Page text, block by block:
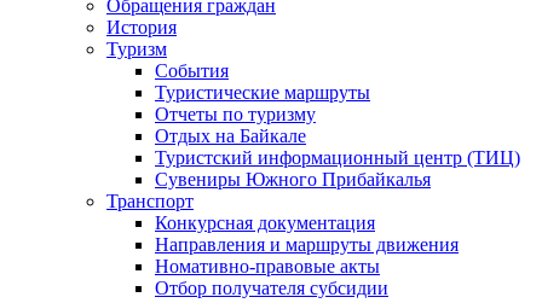
Обращения граждан
История
Туризм
События
Туристические маршруты
Отчеты по туризму
Отдых на Байкале
Туристский информационный центр (ТИЦ)
Сувениры Южного Прибайкалья
Транспорт
Конкурсная документация
Направления и маршруты движения
Номативно-правовые акты
Отбор получателя субсидии